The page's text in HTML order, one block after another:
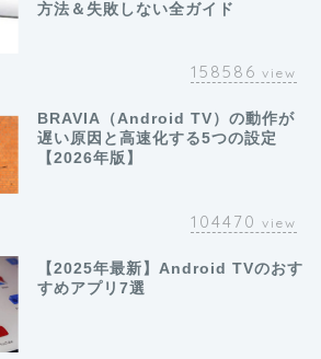
方法＆失敗しない全ガイド
158586 view
BRAVIA（Android TV）の動作が
遅い原因と高速化する5つの設定
【2026年版】
104470 view
【2025年最新】Android TVのおす
すめアプリ7選